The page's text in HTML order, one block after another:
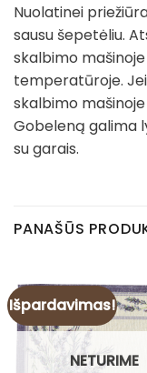
Nuolatinei
sausu šepetėliu.
skalbimo
temperatūroje.
skalbimo
Gobeleną galima
su garais.
PANAŠŪS
Išpardavimas!
NETURIME